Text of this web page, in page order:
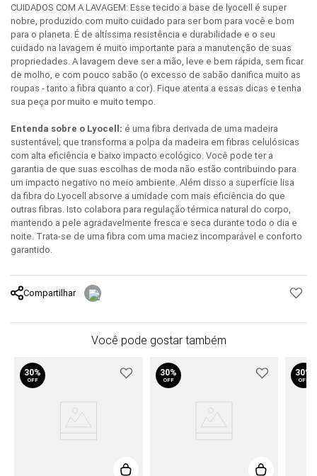
CUIDADOS COM A LAVAGEM: Esse tecido a base de lyocell é super
nobre, produzido com muito cuidado para ser bom para você e bom
para o planeta. É de altíssima resistência e durabilidade e o seu
cuidado na lavagem é muito importante para a manutenção de suas
propriedades. A lavagem deve ser a mão, leve e bem rápida, sem ficar
de molho, e com pouco sabão (o excesso de sabão danifica muito as
roupas - tanto a fibra quanto a cor). Fique atenta a essas dicas e tenha
sua peça por muito e muito tempo.
Entenda sobre o Lyocell: é uma fibra derivada de uma madeira
sustentável; que transforma a polpa da madeira em fibras celulósicas
com alta eficiência e baixo impacto ecológico. Você pode ter a
garantia de que suas escolhas de moda não estão contribuindo para
um impacto negativo no meio ambiente. Além disso a superfície lisa
da fibra do Lyocell absorve a umidade com mais eficiência do que
outras fibras. Isto colabora para regulação térmica natural do corpo,
mantendo a pele agradavelmente fresca e seca durante todo o dia e
noite. Trata-se de uma fibra com uma maciez incomparável e conforto
garantido.
Compartilhar
Você pode gostar também
30%
OFF
30%
OFF
30%
OFF